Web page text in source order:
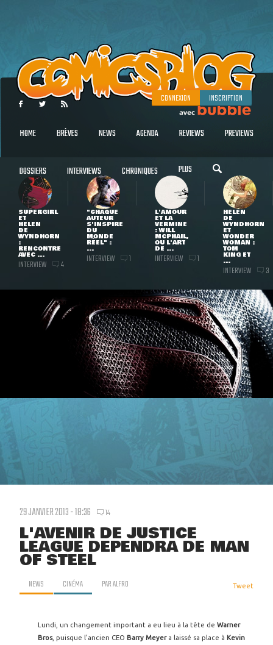
CONNEXION INSCRIPTION
HOME BRÈVES NEWS AGENDA REVIEWS PREVIEWS
DOSSIERS INTERVIEWS CHRONIQUES PLUS
SUPERGIRL
ET
HELEN
DE
WYNDHORN
:
RENCONTRE
AVEC ...
INTERVIEW 4
"CHAQUE
AUTEUR
S'INSPIRE
DU
MONDE
RÉEL" :
...
INTERVIEW 1
L'AMOUR
ET LA
VERMINE
: WILL
MCPHAIL,
OU L'ART
DE ...
INTERVIEW 1
HELEN
DE
WYNDHORN
ET
WONDER
WOMAN :
TOM
KING ET
...
INTERVIEW 3
29 JANVIER 2013 - 18:36 14
L'AVENIR DE JUSTICE
LEAGUE DÉPENDRA DE MAN
OF STEEL
NEWS CINÉMA PARALFRO Tweet
Lundi, un changement important a eu lieu à la tête de Warner
Bros, puisque l'ancien CEO Barry Meyera laissé sa place à Kevin